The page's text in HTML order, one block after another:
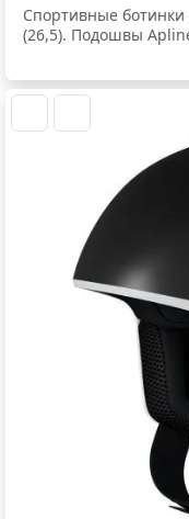
Спортивные ботинки
(26,5). Подошвы